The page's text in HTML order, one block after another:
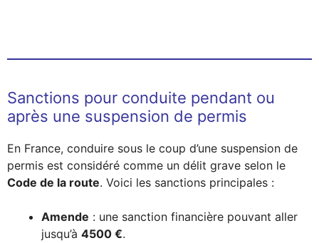
Sanctions pour conduite pendant ou
après une suspension de permis
En France, conduire sous le coup d’une suspension de
permis est considéré comme un délit grave selon le
Code de la route. Voici les sanctions principales :
Amende : une sanction financière pouvant aller
jusqu’à 4500 €.